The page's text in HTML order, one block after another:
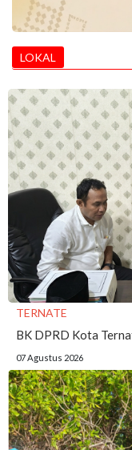
LOKAL
TERNATE
BK DPRD Kota
07 Agustus 2026